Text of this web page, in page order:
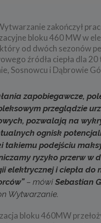
zakończył
bloku 460 MW w
od dwóch sezonów
źródła ciepła dla
Sosnowcu i Dąbrowie
zapobiegawcze,
przeglądzie
pozwalają na
ognisk
takiemu podejściu
ryzyko przerw w
elektrycznej i ciepła do
– mówi Sebastian
Wytwarzanie.
bloku 460MW